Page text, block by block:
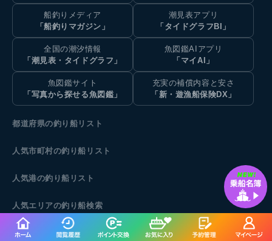
船釣りメディア
「船釣りマガジン」
潮見表アプリ
「タイドグラフBI」
全国の潮汐情報
「潮見表・タイドグラフ」
魚図鑑AIアプリ
「マイAI」
魚図鑑サイト
「写真から探せる魚図鑑」
充実の補償内容と安さ
「新・遊漁船保険DX」
都道府県の釣り船リスト
人気市町村の釣り船リスト
人気港の釣り船リスト
人気エリアの釣り船検索
各都道府県の船釣り釣果情報